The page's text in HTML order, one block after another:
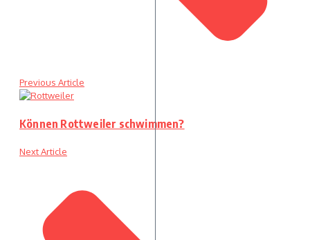
Previous Article
Können Rottweiler schwimmen?
Next Article